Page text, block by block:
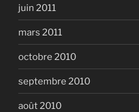
juin 2011
mars 2011
octobre 2010
septembre 2010
août 2010